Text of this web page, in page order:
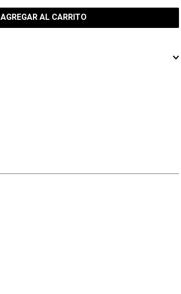
AGREGAR AL CARRITO